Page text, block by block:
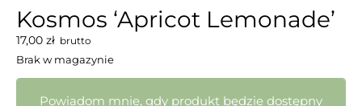
Kosmos ‘Apricot Lemonade’
17,00 zł brutto
Brak w magazynie
Powiadom mnie, gdy produkt będzie dostępny